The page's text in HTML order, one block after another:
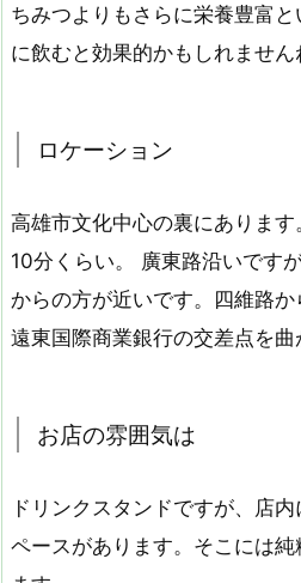
ちみつよりもさらに栄養豊富
に飲むと効果的かもしれません
ロケーション
高雄市文化中心の裏にありま
10分くらい。 廣東路沿いです
からの方が近いです。四維路
遠東国際商業銀行の交差点を曲
お店の雰囲気は
ドリンクスタンドですが、店
ペースがあります。そこには